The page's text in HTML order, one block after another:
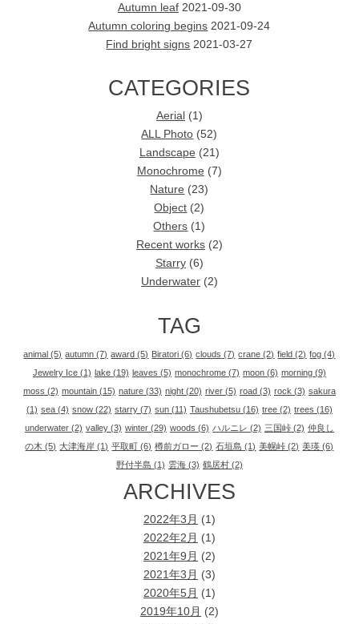
Autumn leaf2021-09-30
Autumn coloring begins 2021-09-24
Find bright signs 2021-03-27
CATEGORIES
Aerial (1)
ALL Photo (52)
Landscape (21)
Monochrome (7)
Nature (23)
Object (2)
Others (1)
Recent works(2)
Starry(6)
Underwater(2)
TAG
animal (5) autumn (7) award (5) Biratori (6) clouds (7) crane (2) field (2) fog (4)
Jewelry Ice(1) lake(19) leaves (5) monochrome(7) moon(6) morning(9)
moss (2) mountain(15) nature(33) night(20) river(5) road(3) rock (3) sakura
(1) sea(4) snow(22) starry(7) sun(11) Taushubetsu(16) tree(2) trees (16)
underwater(2) valley(3) winter(29) woods (6) ハルニレ (2) 三国峠(2) 仲良し
の木 (5) 大津海岸 (1) 平取町 (6) 樽前ガロー (2) 石垣島 (1) 美幌峠 (2) 美瑛 (6)
野付半島 (1) 雲海(3) 鶴居村(2)
ARCHIVES
2022年3月 (1)
2022年2月 (1)
2021年9月 (2)
2021年3月 (3)
2020年5月 (1)
2019年10月 (2)